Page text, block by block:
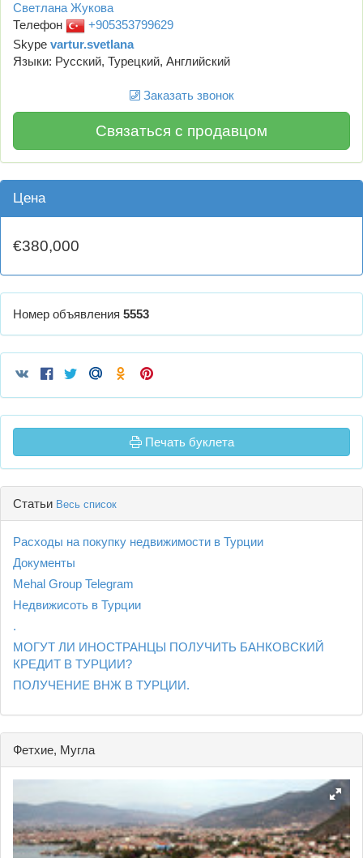
Светлана Жукова
Телефон
+905353799629
Skype vartur.svetlana
Языки: Русский, Турецкий, Английский
Заказать звонок
Связаться с продавцом
Цена
€380,000
Номер объявления 5553
Печать буклета
Статьи Весь список
Расходы на покупку недвижимости в Турции
Документы
Mehal Group Telegram
Недвижисоть в Турции
.
МОГУТ ЛИ ИНОСТРАНЦЫ ПОЛУЧИТЬ БАНКОВСКИЙ
КРЕДИТ В ТУРЦИИ?
ПОЛУЧЕНИЕ ВНЖ В ТУРЦИИ.
Фетхие, Мугла